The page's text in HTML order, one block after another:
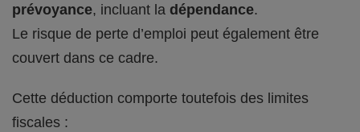
prévoyance, incluant la dépendance.
Le risque de perte d’emploi peut également être
couvert dans ce cadre.
Cette déduction comporte toutefois des limites
fiscales :